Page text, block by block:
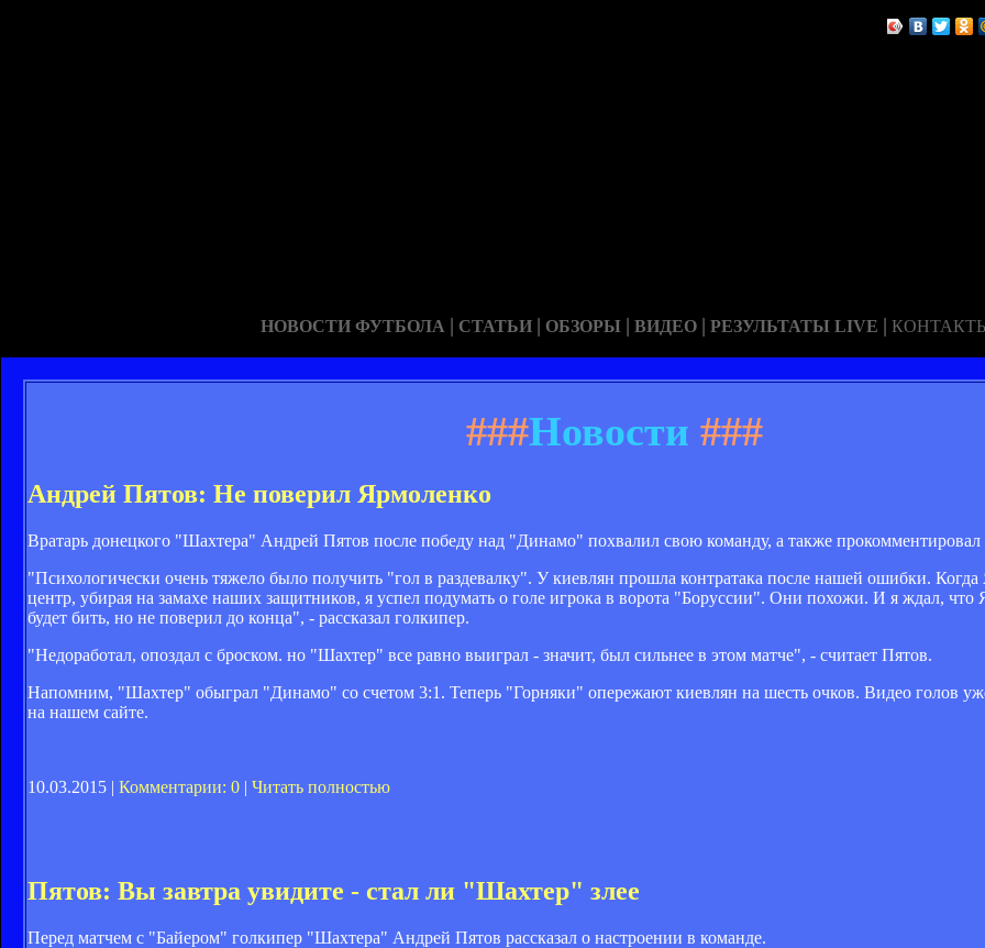
НОВОСТИ ФУТБОЛА | СТАТЬИ | ОБЗОРЫ | ВИДЕО | РЕЗУЛЬТАТЫ LIVE |
###Новости ###
Андрей Пятов: Не поверил Ярмоленко
Вратарь донецкого "Шахтера" Андрей Пятов после победу над "Динамо" похвалил свою команду, а также прокомментировал
"Психологически очень тяжело было получить "гол в раздевалку". У киевлян прошла контратака после нашей ошибки.
центр, убирая на замахе наших защитников, я успел подумать о голе игрока в ворота "Боруссии". Они похожи. И я ждал,
будет бить, но не поверил до конца", - рассказал голкипер.
"Недоработал, опоздал с броском. но "Шахтер" все равно выиграл - значит, был сильнее в этом матче", - считает Пятов.
Напомним, "Шахтер" обыграл "Динамо" со счетом 3:1. Теперь "Горняки" опережают киевлян на шесть очков. Видео голов
на нашем сайте.
10.03.2015 | Комментарии: 0 | Читать полностью
Пятов: Вы завтра увидите - стал ли "Шахтер" злее
Перед матчем с "Байером" голкипер "Шахтера" Андрей Пятов рассказал о настроении в команде.